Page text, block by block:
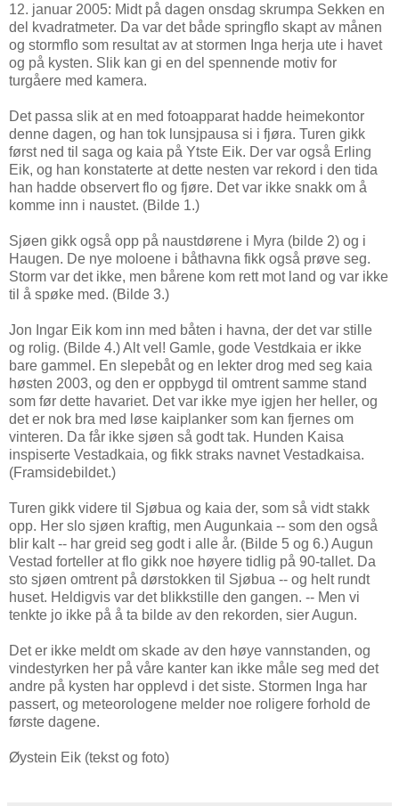
12. januar 2005: Midt på dagen onsdag skrumpa Sekken en
del kvadratmeter. Da var det både springflo skapt av månen
og stormflo som resultat av at stormen Inga herja ute i havet
og på kysten. Slik kan gi en del spennende motiv for
turgåere med kamera.
Det passa slik at en med fotoapparat hadde heimekontor
denne dagen, og han tok lunsjpausa si i fjøra. Turen gikk
først ned til saga og kaia på Ytste Eik. Der var også Erling
Eik, og han konstaterte at dette nesten var rekord i den tida
han hadde observert flo og fjøre. Det var ikke snakk om å
komme inn i naustet. (Bilde 1.)
Sjøen gikk også opp på naustdørene i Myra (bilde 2) og i
Haugen. De nye moloene i båthavna fikk også prøve seg.
Storm var det ikke, men bårene kom rett mot land og var ikke
til å spøke med. (Bilde 3.)
Jon Ingar Eik kom inn med båten i havna, der det var stille
og rolig. (Bilde 4.) Alt vel! Gamle, gode Vestdkaia er ikke
bare gammel. En slepebåt og en lekter drog med seg kaia
høsten 2003, og den er oppbygd til omtrent samme stand
som før dette havariet. Det var ikke mye igjen her heller, og
det er nok bra med løse kaiplanker som kan fjernes om
vinteren. Da får ikke sjøen så godt tak. Hunden Kaisa
inspiserte Vestadkaia, og fikk straks navnet Vestadkaisa.
(Framsidebildet.)
Turen gikk videre til Sjøbua og kaia der, som så vidt stakk
opp. Her slo sjøen kraftig, men Augunkaia -- som den også
blir kalt -- har greid seg godt i alle år. (Bilde 5 og 6.) Augun
Vestad forteller at flo gikk noe høyere tidlig på 90-tallet. Da
sto sjøen omtrent på dørstokken til Sjøbua -- og helt rundt
huset. Heldigvis var det blikkstille den gangen. -- Men vi
tenkte jo ikke på å ta bilde av den rekorden, sier Augun.
Det er ikke meldt om skade av den høye vannstanden, og
vindestyrken her på våre kanter kan ikke måle seg med det
andre på kysten har opplevd i det siste. Stormen Inga har
passert, og meteorologene melder noe roligere forhold de
første dagene.
Øystein Eik (tekst og foto)